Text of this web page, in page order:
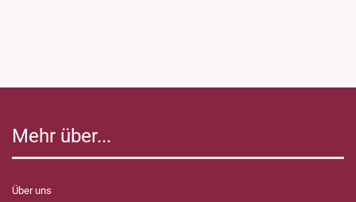
Mehr über...
Über uns